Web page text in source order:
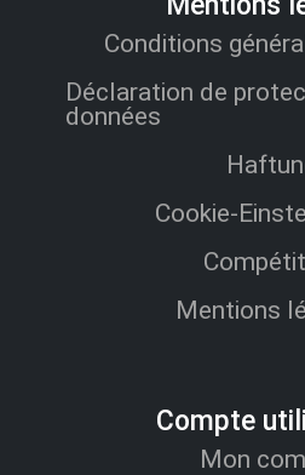
Conditions
Déclaration de
données
Cookie-
Mentions
Compte
Mon